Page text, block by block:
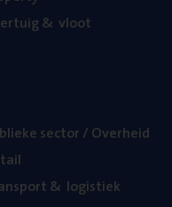
& vloot
sec­tor / Overheid
& logistiek